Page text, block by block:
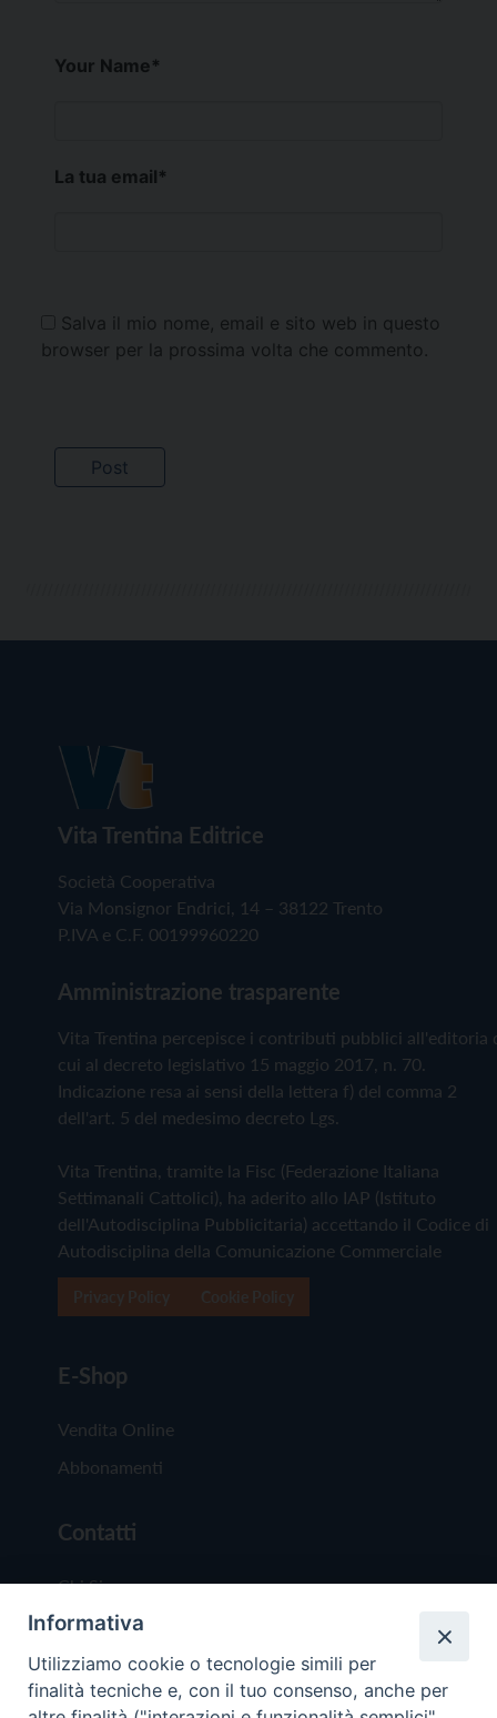
Your Name*
La tua email*
Salva il mio nome, email e sito web in questo
browser per la prossima volta che commento.
Vita Trentina Editrice
Società Cooperativa
Via Monsignor Endrici, 14 – 38122 Trento
P.IVA e C.F. 00199960220
Amministrazione trasparente
Vita Trentina percepisce i contributi pubblici all'editoria
cui al decreto legislativo 15 maggio 2017, n. 70.
Indicazione resa ai sensi della lettera f) del comma 2
dell'art. 5 del medesimo decreto Lgs.
Vita Trentina, tramite la Fisc (Federazione Italiana
Settimanali Cattolici), ha aderito allo IAP (Istituto
dell'Autodisciplina Pubblicitaria) accettando il Codice di
Autodisciplina della Comunicazione Commerciale
E-Shop
Vendita Online
Abbonamenti
Contatti
Chi Siamo
Redazione
Scrivici
Informativa
Utilizziamo cookie o tecnologie simili per
finalità tecniche e, con il tuo consenso, anche per